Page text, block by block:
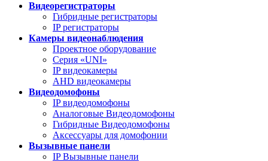
Видеорегистраторы
Гибридные регистраторы
IP регистраторы
Камеры видеонаблюдения
Проектное оборудование
Серия «UNI»
IP видеокамеры
AHD видеокамеры
Видеодомофоны
IP видеодомофоны
Аналоговые Видеодомофоны
Гибридные Видеодомофоны
Аксессуары для домофонии
Вызывные панели
IP Вызывные панели